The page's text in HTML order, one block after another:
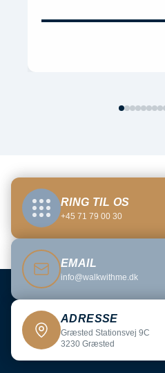
RING TIL OS
+45 71 79 00 30
EMAIL
info@walkwithme.dk
ADRESSE
Græsted Stationsvej 9C
3230 Græsted